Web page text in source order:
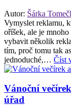
Autor: Šárka
Vymyslet reklamu,
oříšek, ale je
vybavit několik
tím, proč tomu tak
jednoduché,… Číst
Vánoční
úřad